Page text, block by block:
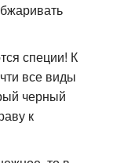
специи! К
все виды
черный
к